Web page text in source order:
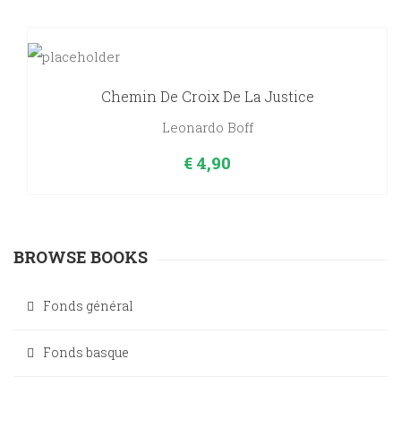
Chemin De Croix De La Justice
Leonardo Boff
€ 4,90
BROWSE BOOKS
Fonds général
Fonds basque